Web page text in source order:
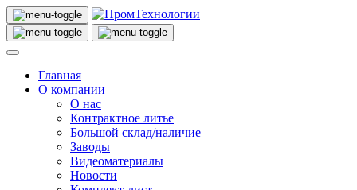
Главная
О компании
О нас
Контрактное литье
Большой склад/наличие
Заводы
Видеоматериалы
Новости